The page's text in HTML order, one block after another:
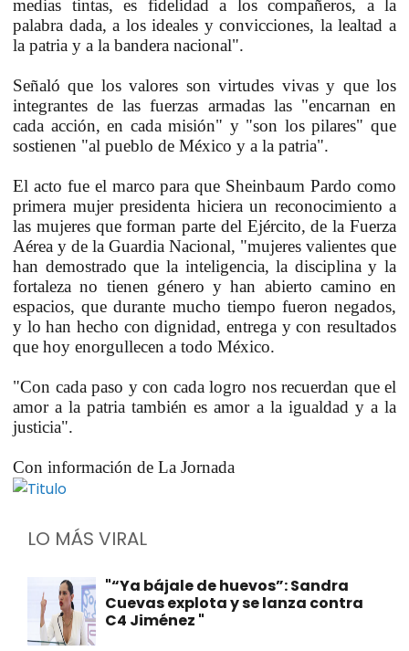
medias tintas, es fidelidad a los compañeros, a la
palabra dada, a los ideales y convicciones, la lealtad a
la patria y a la bandera nacional".
Señaló que los valores son virtudes vivas y que los
integrantes de las fuerzas armadas las "encarnan en
cada acción, en cada misión" y "son los pilares" que
sostienen "al pueblo de México y a la patria".
El acto fue el marco para que Sheinbaum Pardo como
primera mujer presidenta hiciera un reconocimiento a
las mujeres que forman parte del Ejército, de la Fuerza
Aérea y de la Guardia Nacional, "mujeres valientes que
han demostrado que la inteligencia, la disciplina y la
fortaleza no tienen género y han abierto camino en
espacios, que durante mucho tiempo fueron negados,
y lo han hecho con dignidad, entrega y con resultados
que hoy enorgullecen a todo México.
"Con cada paso y con cada logro nos recuerdan que el
amor a la patria también es amor a la igualdad y a la
justicia".
Con información de La Jornada
LO MÁS VIRAL
"“Ya bájale de huevos”: Sandra
Cuevas explota y se lanza contra
C4 Jiménez "